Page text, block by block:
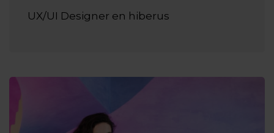
UX/UI Designer en hiberus